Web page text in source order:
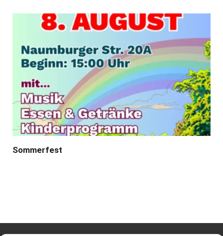
Sommerfest